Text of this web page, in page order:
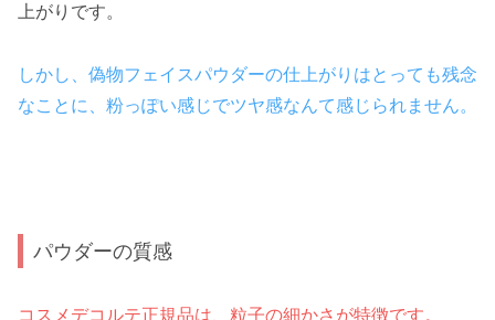
上がりです。
しかし、偽物フェイスパウダーの仕上がりはとっても残念
なことに、粉っぽい感じでツヤ感なんて感じられません。
パウダーの質感
コスメデコルテ正規品は、粒子の細かさが特徴です。